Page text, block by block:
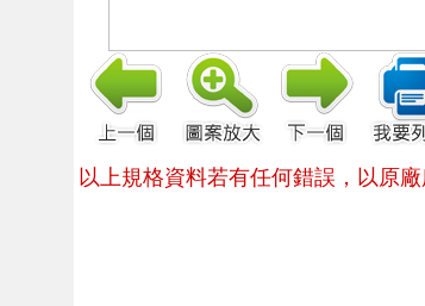
以上規格資料若有任何錯誤，以原廠